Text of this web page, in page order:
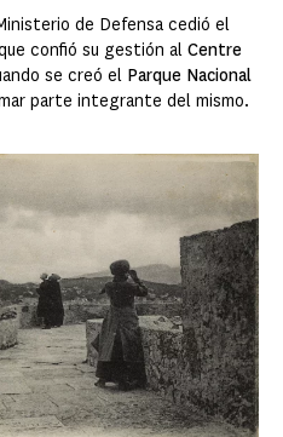
de Defensa cedió el
confió su gestión al Centre
se creó el Parque Nacional
parte integrante del mismo.